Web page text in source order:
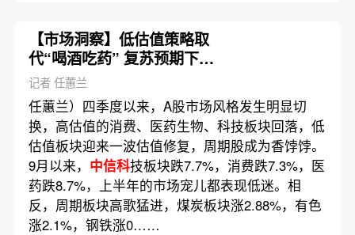
【市场洞察】低估值策略取
代“喝酒吃药” 复苏预期下市
场风格如何切换？
记者 任蕙兰
任蕙兰）四季度以来，A股市场风格发生明显切
换，高估值的消费、医药生物、科技板块回落，低
估值板块迎来一波估值修复，周期股成为香饽饽。
9月以来， 中信科技板块跌7.7%，消费跌7.3%，医
药跌8.7%，上半年的市场宠儿都表现低迷。相
反，周期板块高歌猛进，煤炭板块涨2.88%，有色
涨2.1%，钢铁涨0……